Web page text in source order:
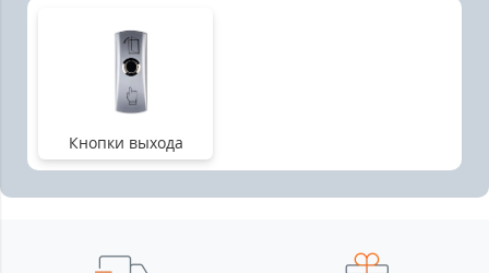
Кнопки выхода